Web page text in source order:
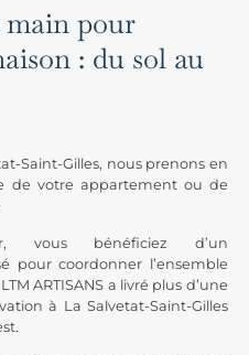
main pour
: du sol au
Saint-Gilles, nous prenons en
de votre appartement ou de
vous bénéficiez d’un
pour coordonner l’ensemble
ARTISANS a livré plus d’une
à La Salvetat-Saint-Gilles